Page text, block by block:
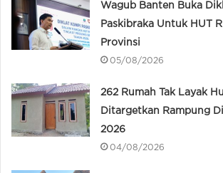
Wagub Banten Buka
Paskibraka Untuk HUT
Provinsi
05/08/2026
262 Rumah Tak Layak
Ditargetkan Rampung
2026
04/08/2026